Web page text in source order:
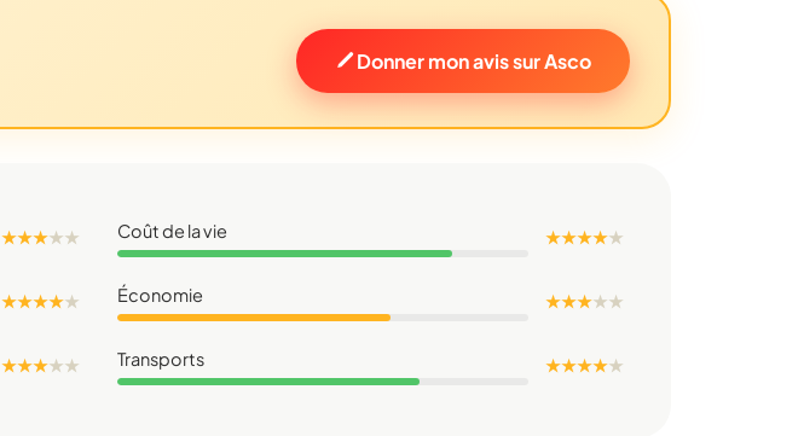
Donner mon avis sur Asco
★ ★ ★★★ Coût de la vie ★ ★ ★ ★★
★ ★ ★ ★★ Économie ★ ★ ★★★
★ ★ ★★★ Transports ★ ★ ★ ★★